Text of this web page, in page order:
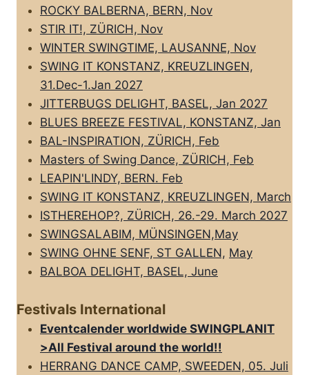
ROCKY BALBERNA, BERN, Nov
STIR IT!, ZÜRICH, Nov
WINTER SWINGTIME, LAUSANNE, Nov
SWING IT KONSTANZ, KREUZLINGEN,
31.Dec-1.Jan 2027
JITTERBUGS DELIGHT, BASEL, Jan 2027
BLUES BREEZE FESTIVAL, KONSTANZ, Jan
BAL-INSPIRATION, ZÜRICH, Feb
Masters of Swing Dance, ZÜRICH, Feb
LEAPIN'LINDY, BERN. Feb
SWING IT KONSTANZ, KREUZLINGEN, March
ISTHEREHOP?, ZÜRICH, 26.-29. March 2027
SWINGSALABIM, MÜNSINGEN,May
SWING OHNE SENF, ST GALLEN, May
BALBOA DELIGHT, BASEL, June
Festivals International
Eventcalender worldwide SWINGPLANIT
>All FestivaI around the world!!
HERRANG DANCE CAMP, SWEEDEN, 05. Juli